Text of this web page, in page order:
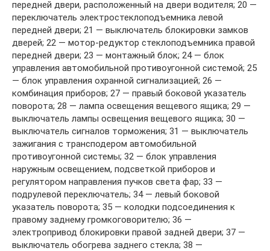
передней двери, расположенный на двери водителя; 20 —
переключатель электростеклоподъемника левой
передней двери; 21 — выключатель блокировки замков
дверей; 22 — мотор-редуктор стеклоподъемника правой
передней двери; 23 — монтажный блок; 24 — блок
управления автомобильной противоугонной системой; 25
— блок управления охранной сигнализацией; 26 —
комбинация приборов; 27 — правый боковой указатель
поворота; 28 — лампа освещения вещевого ящика; 29 —
выключатель лампы освещения вещевого ящика; 30 —
выключатель сигналов торможения; 31 — выключатель
зажигания с трансподером автомобильной
противоугонной системы; 32 — блок управления
наружным освещением, подсветкой приборов и
регулятором направления пучков света фар; 33 —
подрулевой переключатель; 34 — левый боковой
указатель поворота; 35 — колодки подсоединения к
правому заднему громкоговорителю; 36 —
электропривод блокировки правой задней двери; 37 —
выключатель обогрева заднего стекла; 38 —